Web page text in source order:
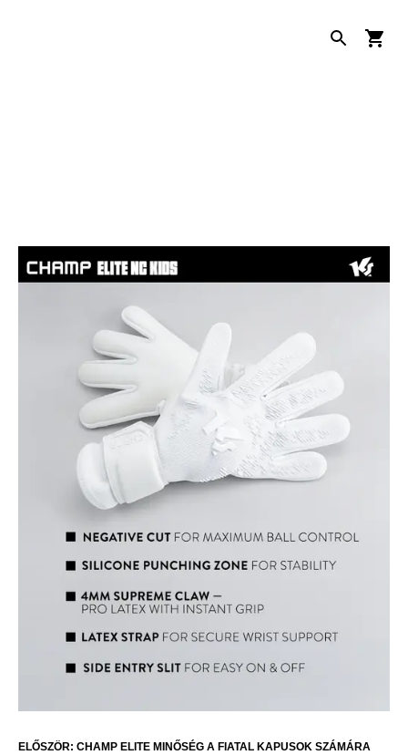
ELŐSZÖR: CHAMP ELITE MINŐSÉG A FIATAL KAPUSOK SZÁMÁRA